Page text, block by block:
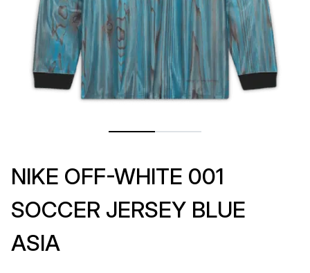
NIKE OFF-WHITE 001
SOCCER JERSEY BLUE
ASIA